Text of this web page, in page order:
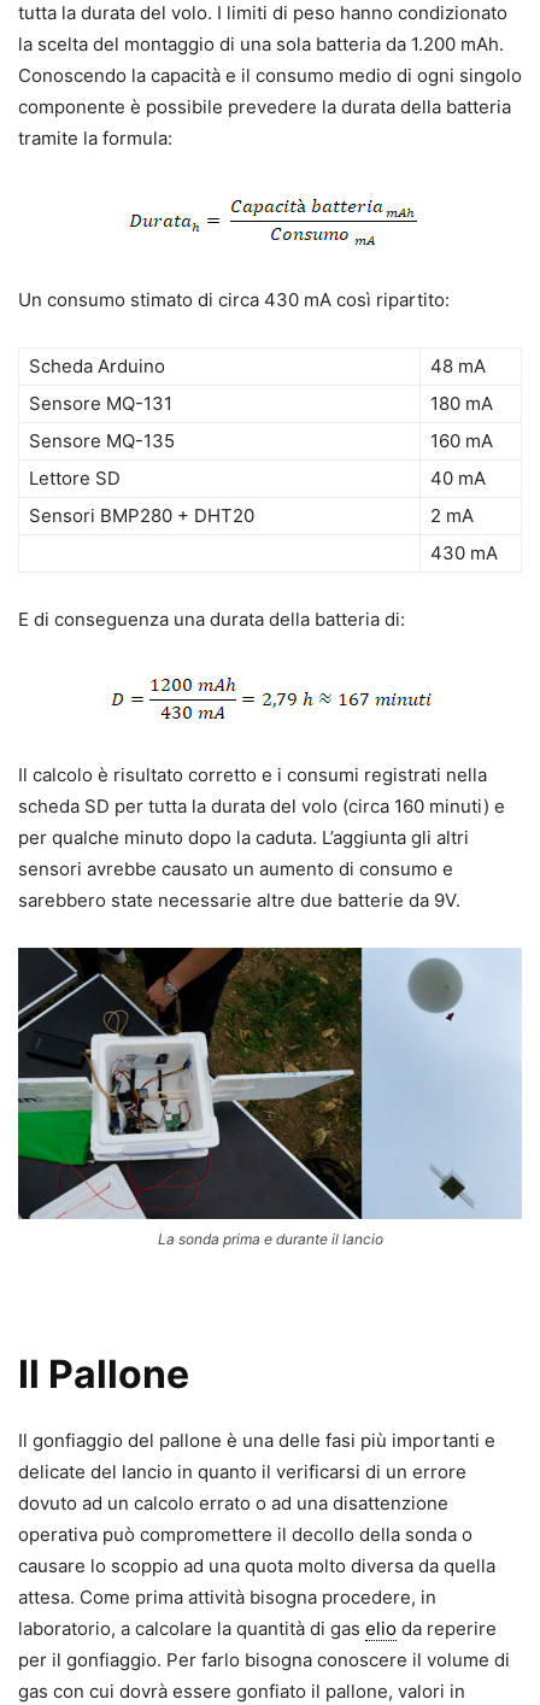
tutta la durata del volo. I limiti di peso hanno condizionato
la scelta del montaggio di una sola batteria da 1.200 mAh.
Conoscendo la capacità e il consumo medio di ogni singolo
componente è possibile prevedere la durata della batteria
tramite la formula:
Un consumo stimato di circa 430 mA così ripartito:
Scheda Arduino
48 mA
Sensore MQ-131
180 mA
Sensore MQ-135
160 mA
Lettore SD
40 mA
Sensori BMP280 + DHT20
2 mA
430 mA
E di conseguenza una durata della batteria di:
Il calcolo è risultato corretto e i consumi registrati nella
scheda SD per tutta la durata del volo (circa 160 minuti) e
per qualche minuto dopo la caduta. L’aggiunta gli altri
sensori avrebbe causato un aumento di consumo e
sarebbero state necessarie altre due batterie da 9V.
La sonda prima e durante il lancio
Il Pallone
Il gonfiaggio del pallone è una delle fasi più importanti e
delicate del lancio in quanto il verificarsi di un errore
dovuto ad un calcolo errato o ad una disattenzione
operativa può compromettere il decollo della sonda o
causare lo scoppio ad una quota molto diversa da quella
attesa. Come prima attività bisogna procedere, in
laboratorio, a calcolare la quantità di gas elio da reperire
per il gonfiaggio. Per farlo bisogna conoscere il volume di
gas con cui dovrà essere gonfiato il pallone, valori in